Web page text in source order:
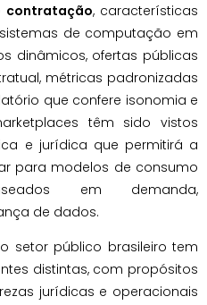
contratação, características
de computação em
dinâmicos, ofertas públicas
métricas padronizadas
que confere isonomia e
têm sido vistos
e jurídica que permitirá a
para modelos de consumo
em demanda,
de dados.
setor público brasileiro tem
distintas, com propósitos
jurídicas e operacionais